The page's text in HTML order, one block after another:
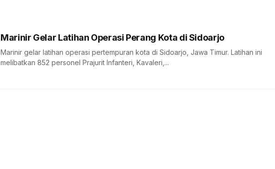
Marinir Gelar Latihan Operasi Perang Kota di Sidoarjo
Marinir gelar latihan operasi pertempuran kota di Sidoarjo, Jawa Timur. Latihan ini
melibatkan 852 personel Prajurit Infanteri, Kavaleri,...